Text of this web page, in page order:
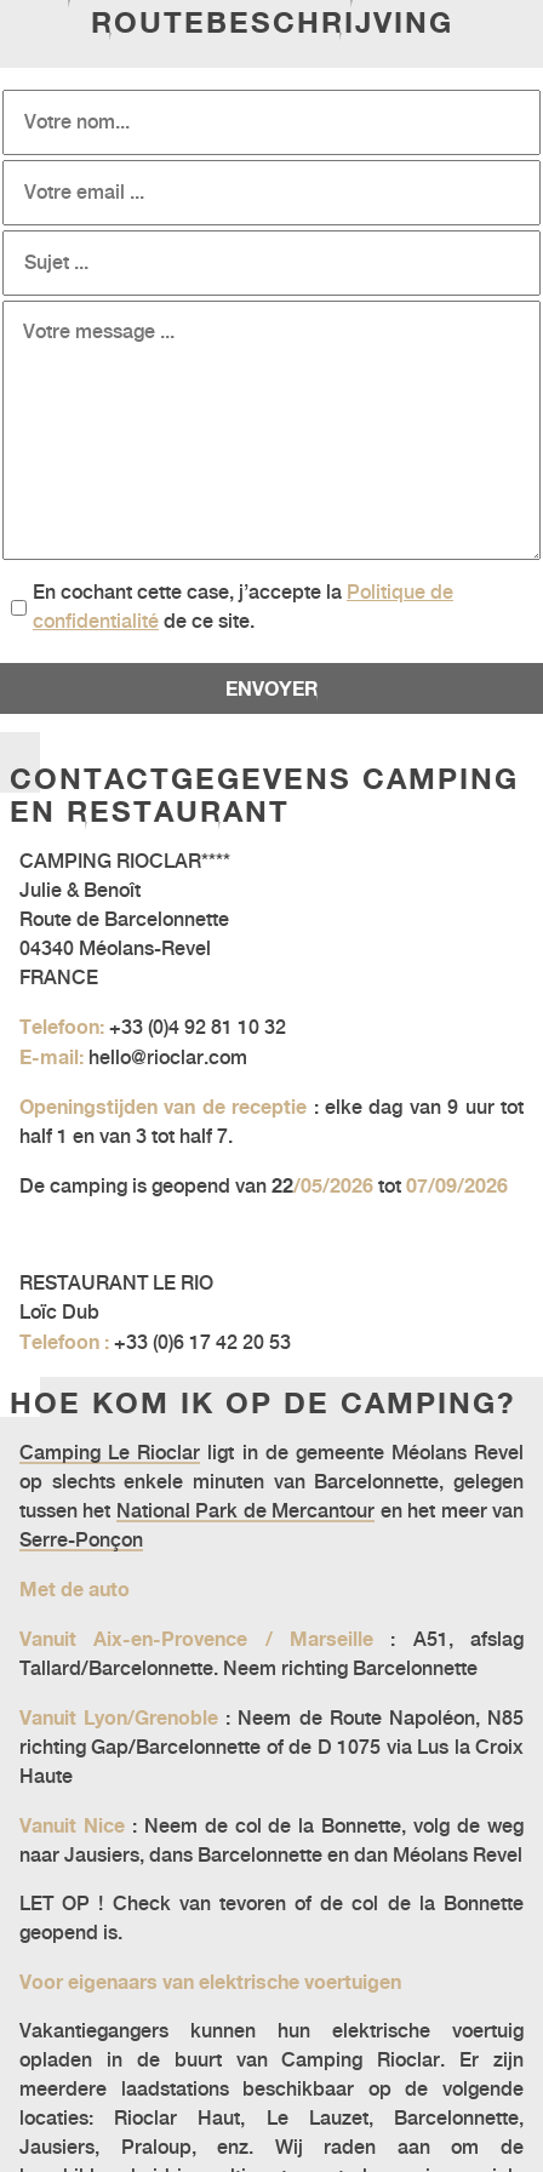
ROUTEBESCHRIJVING
En cochant cette case, j’accepte la Politique de
confidentialitéde ce site.
CONTACTGEGEVENS CAMPING
EN RESTAURANT
CAMPING RIOCLAR****
Julie & Benoît
Route de Barcelonnette
04340 Méolans-Revel
FRANCE
Telefoon: +33 (0)4 92 81 10 32
E-mail: hello@rioclar.com
Openingstijden van de receptie : elke dag van 9 uur tot
half 1 en van 3 tot half 7.
De camping is geopend van 22/05/2026 tot 07/09/2026
RESTAURANT LE RIO
Loïc Dub
Telefoon : +33 (0)6 17 42 20 53
HOE KOM IK OP DE CAMPING?
Camping Le Rioclar ligt in de gemeente Méolans Revel
op slechts enkele minuten van Barcelonnette, gelegen
tussen het National Park de Mercantour en het meer van
Serre-Ponçon
Met de auto
Vanuit Aix-en-Provence / Marseille : A51, afslag
Tallard/Barcelonnette. Neem richting Barcelonnette
Vanuit Lyon/Grenoble : Neem de Route Napoléon, N85
richting Gap/Barcelonnette of de D 1075 via Lus la Croix
Haute
Vanuit Nice: Neem de col de la Bonnette, volg de weg
naar Jausiers, dans Barcelonnette en dan Méolans Revel
LET OP ! Check van tevoren of de col de la Bonnette
geopend is.
Voor eigenaars van elektrische voertuigen
Vakantiegangers kunnen hun elektrische voertuig
opladen in de buurt van Camping Rioclar. Er zijn
meerdere laadstations beschikbaar op de volgende
locaties: Rioclar Haut, Le Lauzet, Barcelonnette,
Jausiers, Praloup, enz. Wij raden aan om de